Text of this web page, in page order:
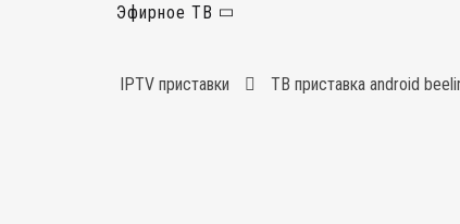
Эфирное ТВ
IPTV приставки ТВ приставка android